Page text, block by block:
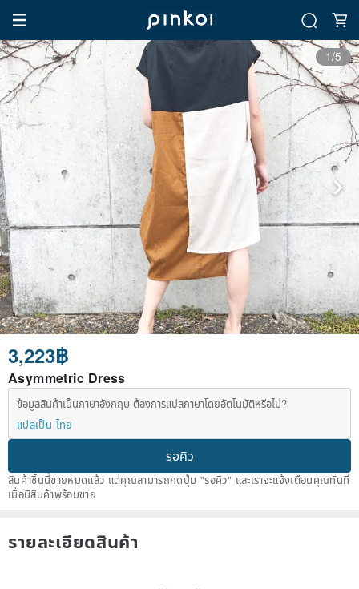
1/5
3,223฿
Asymmetric Dress
ข้อมูลสินค้าเป็นภาษาอังกฤษ ต้องการแปลภาษาโดยอัตโนมัติหรือไม่?
แปลเป็น ไทย
รอคิว
สินค้าชิ้นนี้ขายหมดแล้ว แต่คุณสามารถกดปุ่ม "รอคิว" และเราจะแจ้งเตือนคุณทันที
เมื่อมีสินค้าพร้อมขาย
รายละเอียดสินค้า